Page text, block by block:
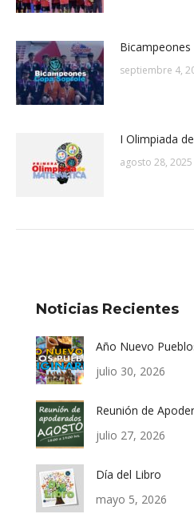
Bicampeones
septiembre 4,
I Olimpiada
agosto 28, 2025
Noticias Recientes
Año Nuevo
julio 30, 2026
Reunión de
julio 27, 2026
Día del Libro
mayo 5, 2026